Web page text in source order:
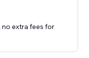
extra fees for